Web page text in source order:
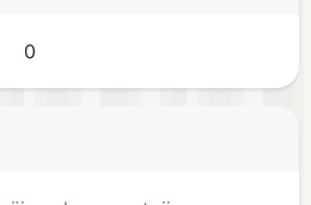
0